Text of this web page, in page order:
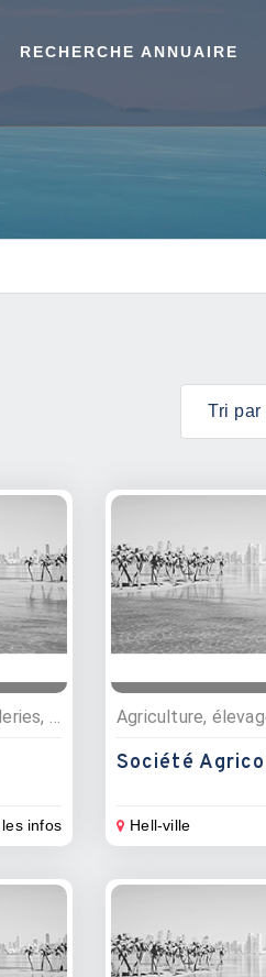
RECHERCHE ANNUAIRE
Agriculture, élevages, distilleries, Pépinières
infos Hell-ville